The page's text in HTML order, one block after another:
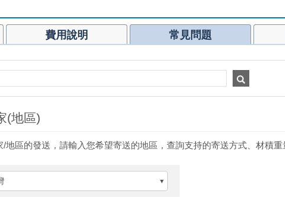
費用說明 常見問題
(地區)
地區的發送，請輸入您希望寄送的地區，查詢支持的寄送方式、材積重